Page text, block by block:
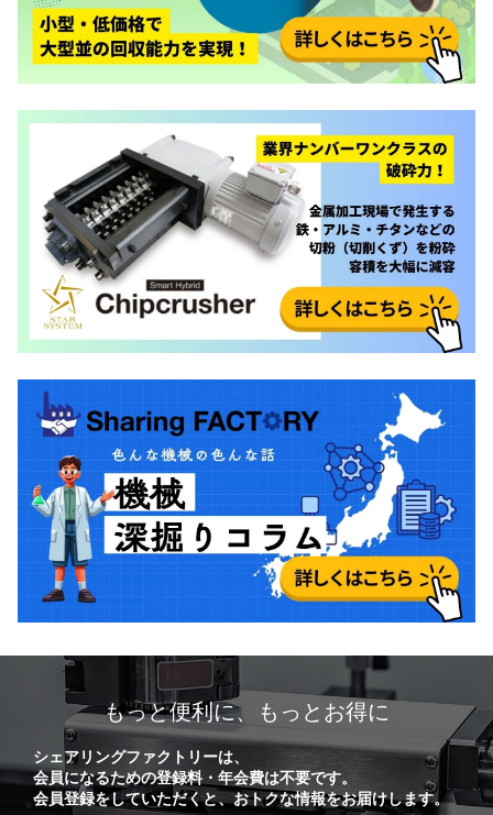
もっと便利に、もっとお得に
シェアリングファクトリーは、
会員になるための登録料・年会費は不要です。
会員登録をしていただくと、おトクな情報をお届けします。